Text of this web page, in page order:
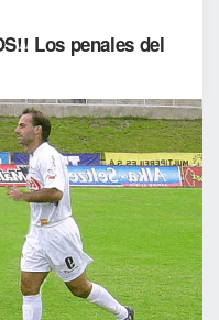
Los penales del